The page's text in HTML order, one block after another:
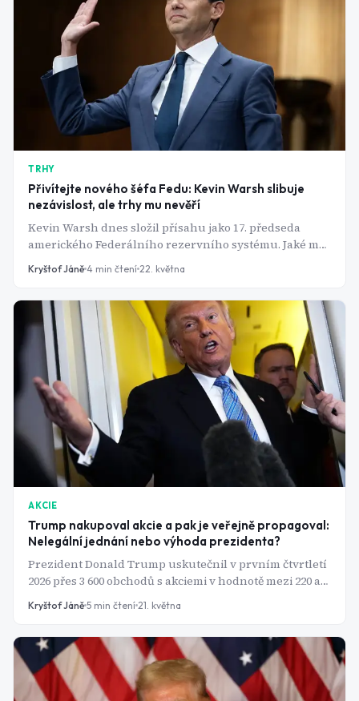
TRHY
Přivítejte nového šéfa Fedu: Kevin Warsh slibuje
nezávislost, ale trhy mu nevěří
Kevin Warsh dnes složil přísahu jako 17. předseda
amerického Federálního rezervního systému. Jaké má
Kryštof Jáně 4 min čtení 22. května
AKCIE
Trump nakupoval akcie a pak je veřejně propagoval:
Nelegální jednání nebo výhoda prezidenta?
Prezident Donald Trump uskutečnil v prvním čtvrtletí
2026 přes 3 600 obchodů s akciemi v hodnotě mezi 220 a
společností následně veřejně chválil v projevech a na
Kryštof Jáně 5 min čtení 21. května